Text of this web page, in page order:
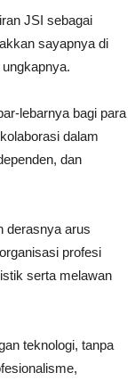
JSI sebagai
sayapnya di
lebarnya bagi para
dalam
dan
derasnya arus
profesi
serta melawan
teknologi, tanpa